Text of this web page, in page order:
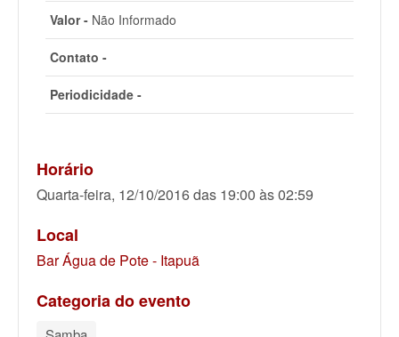
Valor - Não Informado
Contato -
Periodicidade -
Horário
Quarta-feira, 12/10/2016 das 19:00 às 02:59
Local
Bar Água de Pote - Itapuã
Categoria do evento